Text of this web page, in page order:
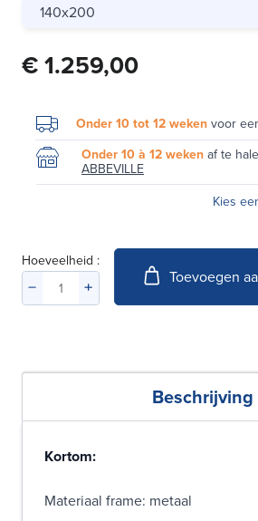
140x200
€ 1.259,00
Onder 10 tot 12 weken voor
Onder 10 à 12 weken af te
ABBEVILLE
Kies
Hoeveelheid :
Toevoegen
Beschrijving
Kortom:
Materiaal frame: metaal